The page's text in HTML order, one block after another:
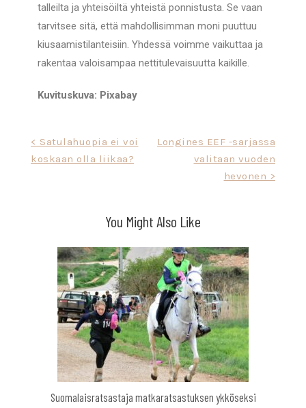
talleilta ja yhteisöiltä yhteistä ponnistusta. Se vaan
tarvitsee sitä, että mahdollisimman moni puuttuu
kiusaamistilanteisiin. Yhdessä voimme vaikuttaa ja
rakentaa valoisampaa nettitulevaisuutta kaikille.
Kuvituskuva: Pixabay
< Satulahuopia ei voi
koskaan olla liikaa?
Longines EEF -sarjassa
valitaan vuoden
hevonen >
You Might Also Like
Suomalaisratsastaja matkaratsastuksen ykköseksi